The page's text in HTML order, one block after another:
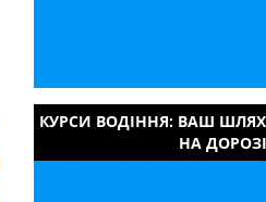
КУРСИ ВОДІННЯ: ВАШ
НА ДОРОЗІ